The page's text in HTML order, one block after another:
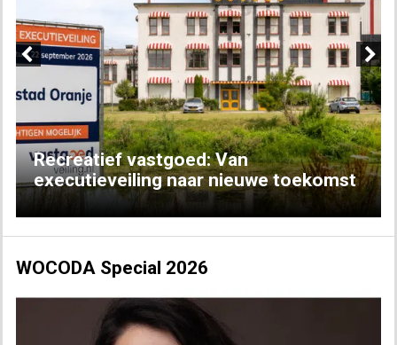
Recreatief vastgoed: Van
executieveiling naar nieuwe toekomst
Next
WOCODA Special 2026